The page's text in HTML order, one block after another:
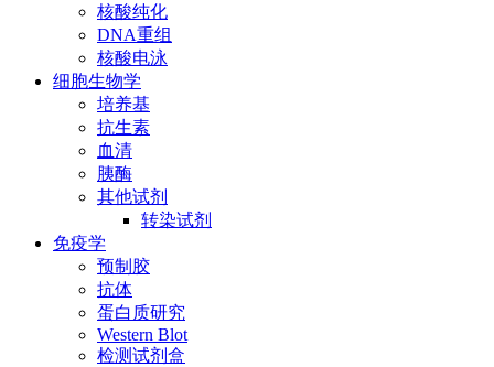
核酸纯化
DNA重组
核酸电泳
细胞生物学
培养基
抗生素
血清
胰酶
其他试剂
转染试剂
免疫学
预制胶
抗体
蛋白质研究
Western Blot
检测试剂盒